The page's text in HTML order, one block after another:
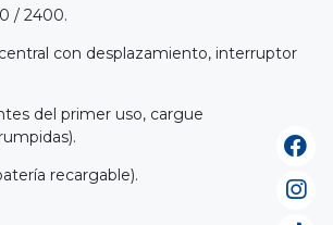
/ 2400.
con desplazamiento, interruptor
del primer uso, cargue
recargable).